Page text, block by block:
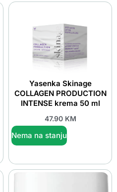
Yasenka Skinage
COLLAGEN PRODUCTION
INTENSE krema 50 ml
47.90 KM
Nema na stanju